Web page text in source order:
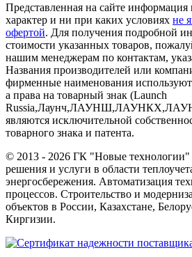
Представленная на сайте
характер и ни при каких условиях не
офертой. Для получения подробной
стоимости указанных товаров,
нашим менеджерам по контактам,
Названия производителей или
фирменные наименования
а права на товарный знак (Launch
являются исключительной
товарного знака и патента.
© 2013 - 2026 ГК "Новые технологии"
решения и услуги в области
энергосбережения. Автоматизация
процессов. Строительство и
объектов в России, Казахстане,
Киргизии.